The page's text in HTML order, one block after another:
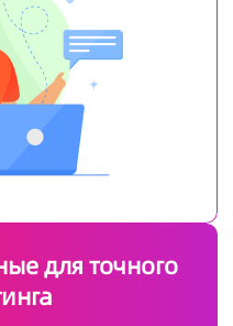
для точного